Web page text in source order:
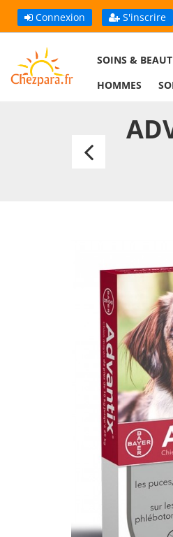
Connexion S'inscrire
SOINS &
HOMMES
et
+
Bte
de
4